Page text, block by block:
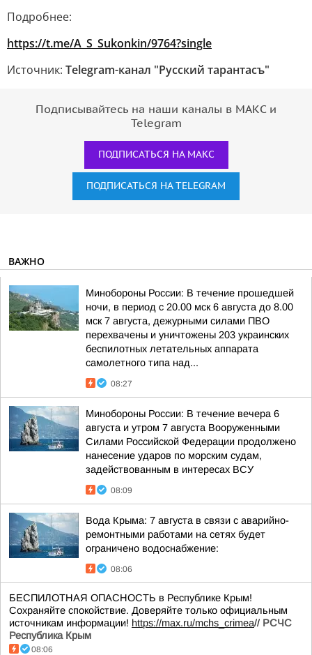
Подробнее:
https://t.me/A_S_Sukonkin/9764?single
Источник: Telegram-канал "Русский тарантасъ"
Подписывайтесь на наши каналы в МАКС и
Telegram
ПОДПИСАТЬСЯ НА МАКС
ПОДПИСАТЬСЯ НА TELEGRAM
ВАЖНО
Минобороны России: В течение прошедшей
ночи, в период с 20.00 мск 6 августа до 8.00
мск 7 августа, дежурными силами ПВО
перехвачены и уничтожены 203 украинских
беспилотных летательных аппарата
самолетного типа над...
08:27
Минобороны России: В течение вечера 6
августа и утром 7 августа Вооруженными
Силами Российской Федерации продолжено
нанесение ударов по морским судам,
задействованным в интересах ВСУ
08:09
Вода Крыма: 7 августа в связи с аварийно-
ремонтными работами на сетях будет
ограничено водоснабжение:
08:06
БЕСПИЛОТНАЯ ОПАСНОСТЬ в Республике Крым!
Сохраняйте спокойствие. Доверяйте только официальным
источникам информации! https://max.ru/mchs_crimea// РСЧС
Республика Крым
08:06